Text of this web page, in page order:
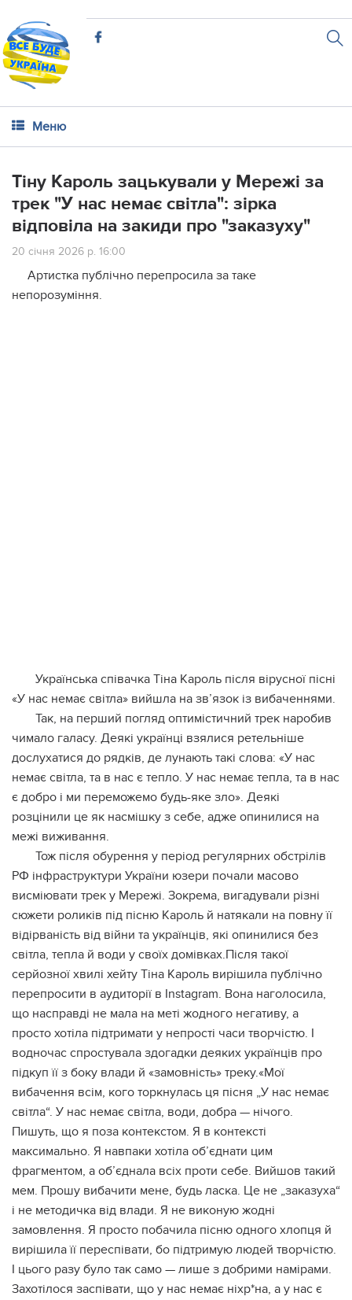
Меню
Тіну Кароль зацькували у Мережі за
трек "У нас немає світла": зірка
відповіла на закиди про "заказуху"
20 січня 2026 р. 16:00
Артистка публічно перепросила за таке
непорозуміння.
Українська співачка Тіна Кароль після вірусної пісні
«У нас немає світла» вийшла на зв’язок із вибаченнями.
Так, на перший погляд оптимістичний трек наробив
чимало галасу. Деякі українці взялися ретельніше
дослухатися до рядків, де лунають такі слова: «У нас
немає світла, та в нас є тепло. У нас немає тепла, та в нас
є добро і ми переможемо будь-яке зло». Деякі
розцінили це як насмішку з себе, адже опинилися на
межі виживання.
Тож після обурення у період регулярних обстрілів
РФ інфраструктури України юзери почали масово
висміювати трек у Мережі. Зокрема, вигадували різні
сюжети роликів під пісню Кароль й натякали на повну її
відірваність від війни та українців, які опинилися без
світла, тепла й води у своїх домівках.Після такої
серйозної хвилі хейту Тіна Кароль вирішила публічно
перепросити в аудиторії в Instagram. Вона наголосила,
що насправді не мала на меті жодного негативу, а
просто хотіла підтримати у непрості часи творчістю. І
водночас спростувала здогадки деяких українців про
підкуп її з боку влади й «замовність» треку.«Мої
вибачення всім, кого торкнулась ця пісня „У нас немає
світла“. У нас немає світла, води, добра — нічого.
Пишуть, що я поза контекстом. Я в контексті
максимально. Я навпаки хотіла об’єднати цим
фрагментом, а об’єднала всіх проти себе. Вийшов такий
мем. Прошу вибачити мене, будь ласка. Це не „заказуха“
і не методичка від влади. Я не виконую жодні
замовлення. Я просто побачила пісню одного хлопця й
вирішила її переспівати, бо підтримую людей творчістю.
І цього разу було так само — лише з добрими намірами.
Захотілося заспівати, що у нас немає ніхр*на, а у нас є